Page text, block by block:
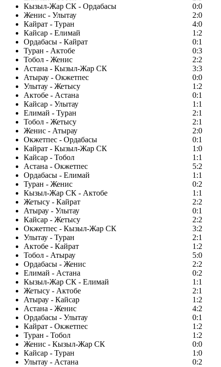
Кызыл-Жар СК - Ордабасы
0:0
Женис - Улытау
2:0
Кайрат - Туран
4:0
Кайсар - Елимай
1:2
Ордабасы - Кайрат
0:1
Туран - Актобе
0:3
Тобол - Женис
2:2
Астана - Кызыл-Жар СК
3:3
Атырау - Окжетпес
0:0
Улытау - Жетысу
1:2
Актобе - Астана
0:1
Кайсар - Улытау
1:1
Елимай - Туран
2:1
Тобол - Жетысу
2:1
Женис - Атырау
2:0
Окжетпес - Ордабасы
0:1
Кайрат - Кызыл-Жар СК
1:0
Кайсар - Тобол
1:1
Астана - Окжетпес
5:2
Ордабасы - Елимай
1:1
Туран - Женис
0:2
Кызыл-Жар СК - Актобе
1:1
Жетысу - Кайрат
2:2
Атырау - Улытау
0:1
Кайсар - Жетысу
2:2
Окжетпес - Кызыл-Жар СК
3:2
Улытау - Туран
2:1
Актобе - Кайрат
1:2
Тобол - Атырау
5:0
Ордабасы - Женис
2:2
Елимай - Астана
0:2
Кызыл-Жар СК - Елимай
1:1
Жетысу - Актобе
2:1
Атырау - Кайсар
1:2
Астана - Женис
4:2
Ордабасы - Улытау
0:1
Кайрат - Окжетпес
1:2
Туран - Тобол
1:2
Женис - Кызыл-Жар СК
0:0
Кайсар - Туран
1:0
Улытау - Астана
0:2